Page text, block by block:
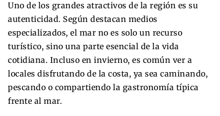
Uno de los grandes atractivos de la región es su
autenticidad. Según destacan medios
especializados, el mar no es solo un recurso
turístico, sino una parte esencial de la vida
cotidiana. Incluso en invierno, es común ver a
locales disfrutando de la costa, ya sea caminando,
pescando o compartiendo la gastronomía típica
frente al mar.